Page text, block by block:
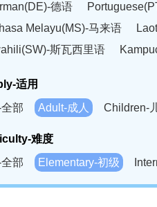
德语
Melayu(MS)-马来语
斯瓦西里语
适用
部
Adult-成人 Children-
难度
部
Elementary-初级